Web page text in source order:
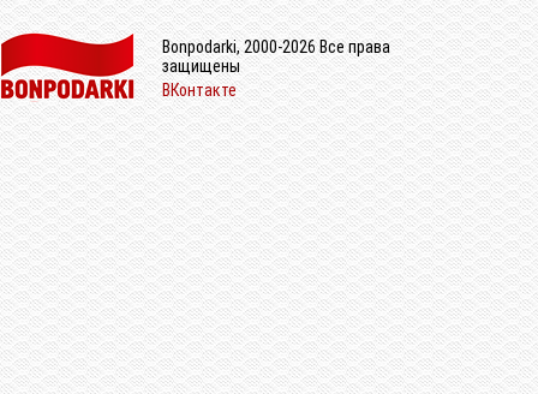
Bonpodarki, 2000-2026 Все права
защищены
ВКонтакте